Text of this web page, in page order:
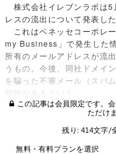
株式会社イレブンラボは5
レスの流出について発表した
これはベネッセコーポレ
my Business」で発生した
所有のメールアドレスが流
うもの。今後、同社ドメイ
を騙った不審メール（スパ
能性があるという。
この記事は会員限定です。
ただけ
残り: 414文字/
無料・有料プランを選択